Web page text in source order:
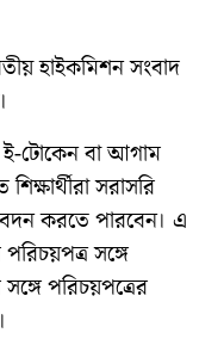
হাইকমিশন সংবাদ
ই-টোকেন বা আগাম
সরাসরি
করতে পারবেন। এ
পরিচয়পত্র সঙ্গে
পরিচয়পত্রের